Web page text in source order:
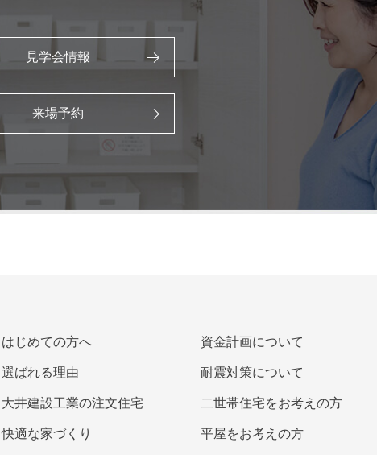
見学会情報
来場予約
はじめての方へ
選ばれる理由
大井建設工業の注文住宅
快適な家づくり
資金計画について
耐震対策について
二世帯住宅をお考えの方
平屋をお考えの方